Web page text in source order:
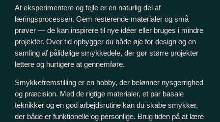
At eksperimentere og fejle er en naturlig del af
læringsprocessen. Gem resterende materialer og små
prøver — de kan inspirere til nye idéer eller bruges i mindre
projekter. Over tid opbygger du både øje for design og en
samling af pålidelige smykkedele, der gør større projekter
lettere og hurtigere at gennemføre.
Smykkefremstilling er en hobby, der belønner nysgerrighed
og præcision. Med de rigtige materialer, et par basale
teknikker og en god arbejdsrutine kan du skabe smykker,
der både er funktionelle og personlige. Brug tiden på at lære